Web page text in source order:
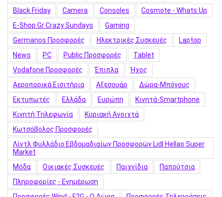
Black Friday
Camera Consoles
Cosmote - Whats Up
E-Shop.gr Crazy Sundays
Gaming
Germanos Προσφορές
Hλεκτρικές Συσκευές
Laptop
News
PC Public Προσφορές
Tablet
Vodafone Προσφορές
Έπιπλα
Ήχος
Αεροπορικά Εισιτήρια
Αξεσουάρ
Δώρα-Μπόνους
Εκτυπωτές
Ελλάδα Ευρώπη
Κινητά-Smartphone
Κινητή Τηλεφωνία
Κυριακή Ανοιχτά
Κωτσόβολος Προσφορές
Λίντλ Φυλλάδιο Εβδομαδιαίων Προσφορών Lidl Hellas Super
Market
Μόδα
Οικιακές Συσκευές Παιχνίδια
Παπούτσια
Πληροφορίες - Ενημέρωση